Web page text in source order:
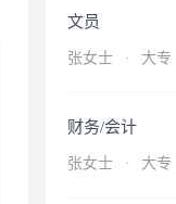
文员
张女士 · 大专
财务/会计
张女士 · 大专